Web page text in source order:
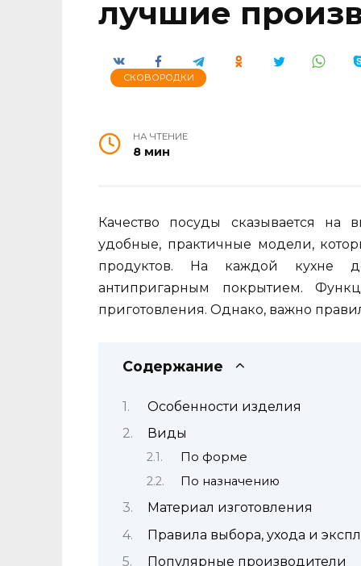
лучшие
СКОВОРОДКИ
НА ЧТЕНИЕ
8 мин
Качество посуды сказывается на
удобные, практичные модели,
продуктов. На каждой кухне
антипригарным покрытием.
приготовления. Однако, важно
Содержание
Особенности изделия
Виды
По форме
По назначению
Материал изготовления
Правила выбора, ухода и
Популярные производители